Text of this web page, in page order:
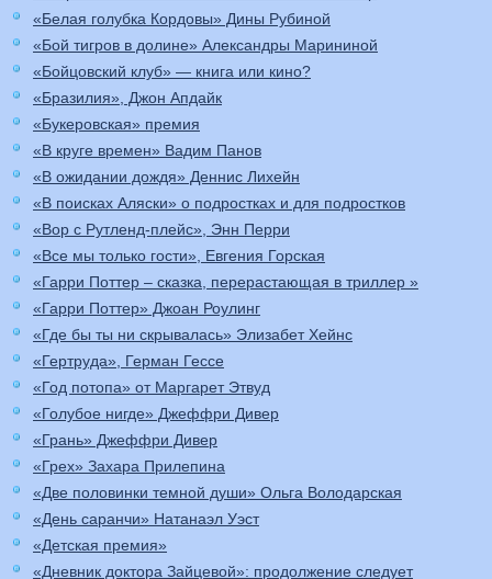
«Белая голубка Кордовы» Дины Рубиной
«Бой тигров в долине» Александры Марининой
«Бойцовский клуб» — книга или кино?
«Бразилия», Джон Апдайк
«Букеровская» премия
«В круге времен» Вадим Панов
«В ожидании дождя» Деннис Лихейн
«В поисках Аляски» о подростках и для подростков
«Вор с Рутленд-плейс», Энн Перри
«Все мы только гости», Евгения Горская
«Гарри Поттер – сказка, перерастающая в триллер »
«Гарри Поттер» Джоан Роулинг
«Где бы ты ни скрывалась» Элизабет Хейнс
«Гертруда», Герман Гессе
«Год потопа» от Маргарет Этвуд
«Голубое нигде» Джеффри Дивер
«Грань» Джеффри Дивер
«Грех» Захара Прилепина
«Две половинки темной души» Ольга Володарская
«День саранчи» Натанаэл Уэст
«Детская премия»
«Дневник доктора Зайцевой»: продолжение следует